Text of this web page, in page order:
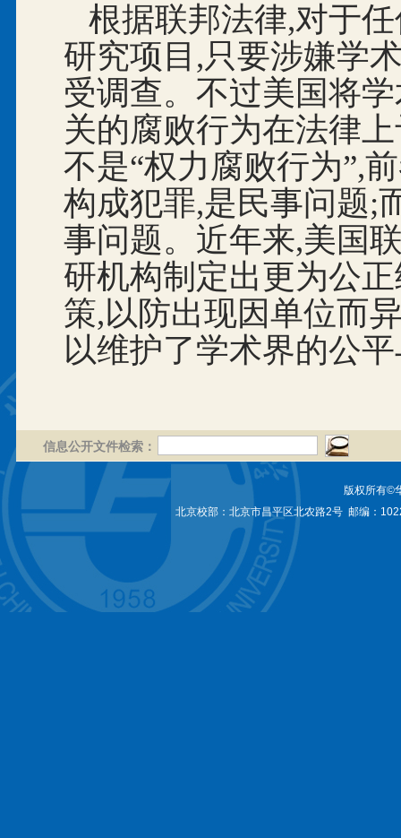
根据联邦法律,对于
研究项目,只要涉嫌学
受调查。不过美国将
关的腐败行为在法律
不是“权力腐败行为”,
构成犯罪,是民事问题;
事问题。近年来,美国
研机构制定出更为公
策,以防出现因单位而
以维护了学术界的公
信息公开文件检索：
版权所有©
北京校部：北京市昌平区北农路2号 邮编：